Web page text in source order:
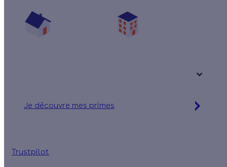
Je découvre mes primes
Trustpilot